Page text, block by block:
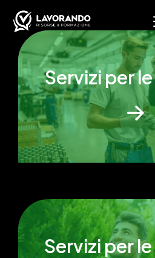
Servizi per
Servizi per